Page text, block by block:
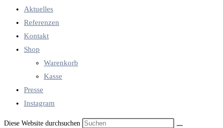
Aktuelles
Referenzen
Kontakt
Shop
Warenkorb
Kasse
Presse
Instagram
Diese Website durchsuchen